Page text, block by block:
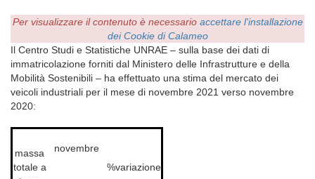
Per visualizzare il contenuto è necessario accettare l'installazione
dei Cookie di Calameo
Il Centro Studi e Statistiche UNRAE – sulla base dei dati di
immatricolazione forniti dal Ministero delle Infrastrutture e della
Mobilità Sostenibili – ha effettuato una stima del mercato dei
veicoli industriali per il mese di novembre 2021 verso novembre
2020:
massa
totale a
novembre
%variazione